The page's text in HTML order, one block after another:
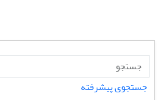
جستجوی پیشرفته